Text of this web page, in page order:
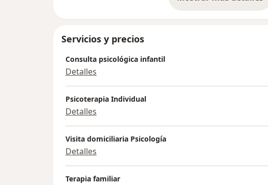
sobre la
Servicios y precios
Consulta psicológica infantil
Detalles
Psicoterapia Individual
Detalles
Visita domiciliaria Psicología
Detalles
Terapia familiar